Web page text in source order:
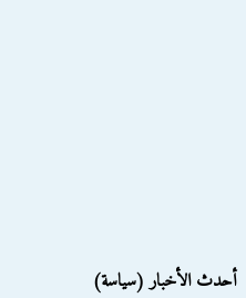
أحدث الأخبار (سياسة)